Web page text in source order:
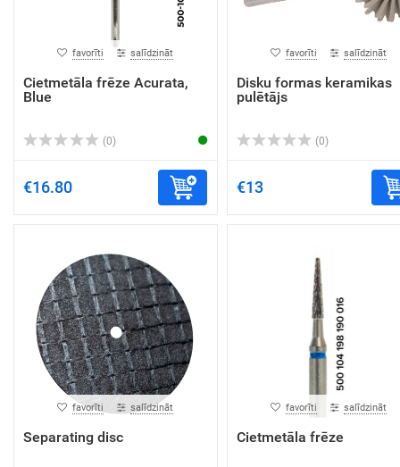
favorīti salīdzināt
Cietmetāla frēze Acurata,
Blue
(0)
€16.80
favorīti salīdzināt
Disku formas keramikas
pulētājs
(0)
€13
favorīti salīdzināt
Separating disc
favorīti salīdzināt
Cietmetāla frēze